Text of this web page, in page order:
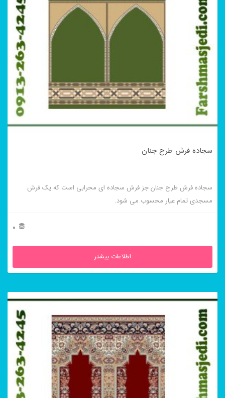
سجاده فرش طرح جنان
سجاده فرش طرح جنان جز فرش سجاده ای محرابی است که یک فرش
مسجدی تمام عیار محسوب می شود.
0
اطلاعات بیشتر